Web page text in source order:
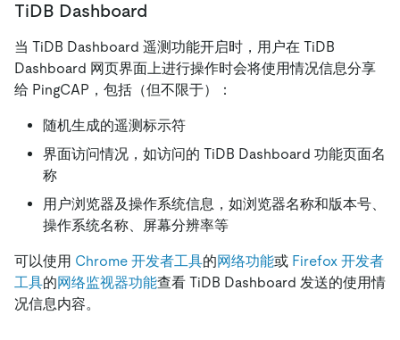
TiDB Dashboard
当 TiDB Dashboard 遥测功能开启时，用户在 TiDB
Dashboard 网页界面上进行操作时会将使用情况信息分享
给 PingCAP，包括（但不限于）：
随机生成的遥测标示符
界面访问情况，如访问的 TiDB Dashboard 功能页面名
称
用户浏览器及操作系统信息，如浏览器名称和版本号、
操作系统名称、屏幕分辨率等
可以使用 Chrome 开发者工具的网络功能或 Firefox 开发者
工具的网络监视器功能查看 TiDB Dashboard 发送的使用情
况信息内容。